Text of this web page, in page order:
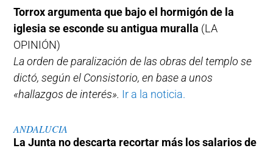
Torrox argumenta que bajo el hormigón de la
iglesia se esconde su antigua muralla (LA
OPINIÓN)
La orden de paralización de las obras del templo se
dictó, según el Consistorio, en base a unos
«hallazgos de interés». Ir a la noticia.
ANDALUCIA
La Junta no descarta recortar más los salarios de